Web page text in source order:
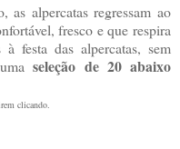
as alpercatas regressam ao
fresco e que respira
festa das alpercatas, sem
seleção de 20 abaixo
clicando.